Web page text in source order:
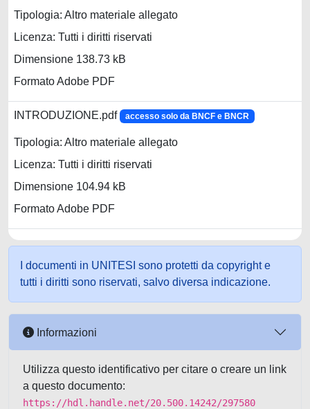
Tipologia: Altro materiale allegato
Licenza: Tutti i diritti riservati
Dimensione 138.73 kB
Formato Adobe PDF
INTRODUZIONE.pdf accesso solo da BNCF e BNCR
Tipologia: Altro materiale allegato
Licenza: Tutti i diritti riservati
Dimensione 104.94 kB
Formato Adobe PDF
I documenti in UNITESI sono protetti da copyright e
tutti i diritti sono riservati, salvo diversa indicazione.
Informazioni
Utilizza questo identificativo per citare o creare un link
a questo documento:
https://hdl.handle.net/20.500.14242/297580